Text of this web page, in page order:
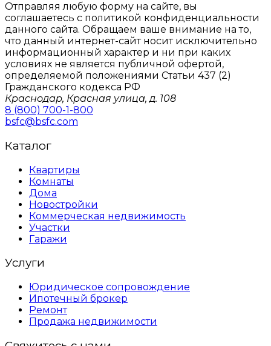
Отправляя любую форму на сайте, вы
соглашаетесь с политикой конфиденциальности
данного сайтa. Обращаем ваше внимание на то,
что данный интернет-сайт носит исключительно
информационный характер и ни при каких
условиях не является публичной офертой,
определяемой положениями Статьи 437 (2)
Гражданского кодекса РФ
Краснодар, Красная улица, д. 108
8 (800) 700-1-800
bsfc@bsfc.com
Каталог
Квартиры
Комнаты
Дома
Новостройки
Коммерческая недвижимость
Участки
Гаражи
Услуги
Юридическое сопровождение
Ипотечный брокер
Ремонт
Продажа недвижимости